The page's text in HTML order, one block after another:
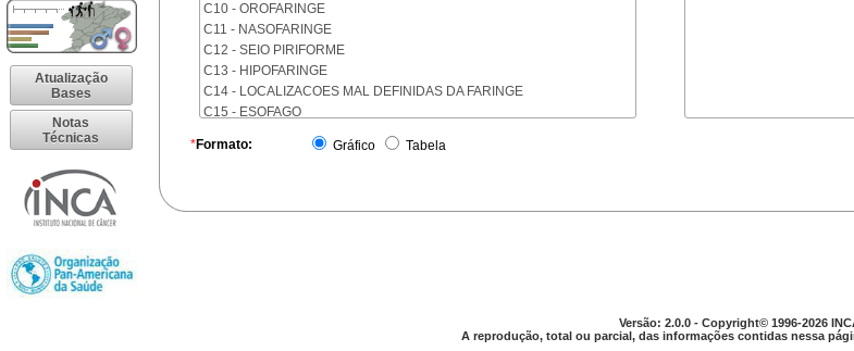
Atualização
Bases
Notas
Técnicas
C10 - OROFARINGE
C11 - NASOFARINGE
C12 - SEIO PIRIFORME
C13 - HIPOFARINGE
C14 - LOCALIZACOES MAL DEFINIDAS DA FARINGE
C15 - ESOFAGO
C17 - INTESTINO DELGADO
C20 - RETO
C26 - LOCALIZACOES MAL DEFINIDAS NO APARELHO DIGESTIVO
*Formato: Gráfico Tabela
Versão: 2.0.0 - Copyright© 1996-2026
A reprodução, total ou parcial, das informações contidas nessa